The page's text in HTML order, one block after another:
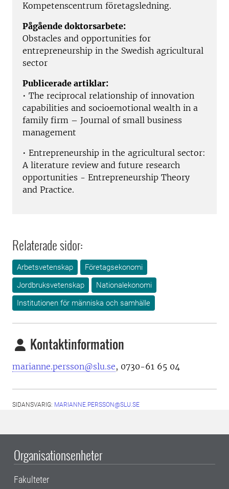
Kompetenscentrum företagsledning.
Pågående doktorsarbete:
Obstacles and opportunities for
entrepreneurship in the Swedish agricultural
sector
Publicerade artiklar:
• The reciprocal relationship of innovation
capabilities and socioemotional wealth in a
family firm – Journal of small business
management
• Entrepreneurship in the agricultural sector:
A literature review and future research
opportunities - Entrepreneurship Theory
and Practice.
Relaterade sidor:
Arbetsvetenskap
Företagsekonomi
Jordbruksvetenskap
Nationalekonomi
Institutionen för människa och samhälle
Kontaktinformation
marianne.persson@slu.se, 0730-61 65 04
SIDANSVARIG: MARIANNE.PERSSON@SLU.SE
Organisationsenheter
Fakulteter